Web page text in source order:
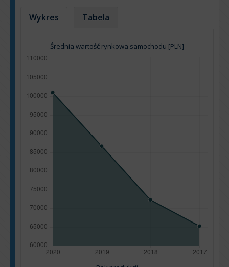
Wykres Tabela
Średnia wartość rynkowa samochodu [PLN]